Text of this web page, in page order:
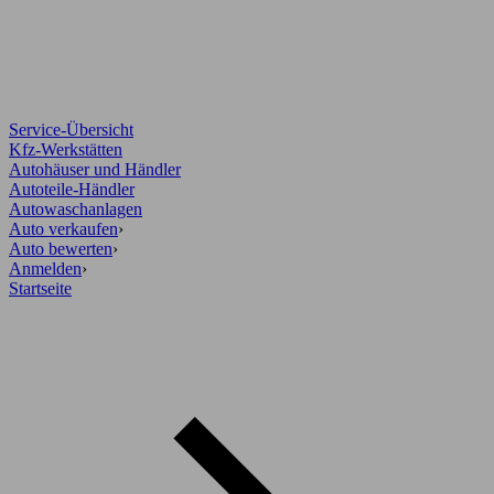
Service-Übersicht
Kfz-Werkstätten
Autohäuser und Händler
Autoteile-Händler
Autowaschanlagen
Auto verkaufen›
Auto bewerten›
Anmelden›
Startseite